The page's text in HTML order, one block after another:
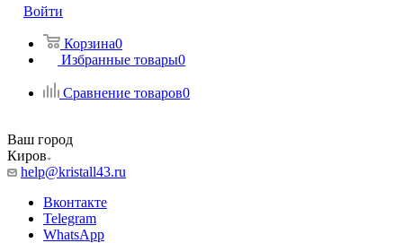
Войти
Корзина0
Избранные товары0
Сравнение товаров0
Ваш город
Киров
help@kristall43.ru
Вконтакте
Telegram
WhatsApp